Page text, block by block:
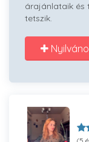
árajánlataik és
tetszik.